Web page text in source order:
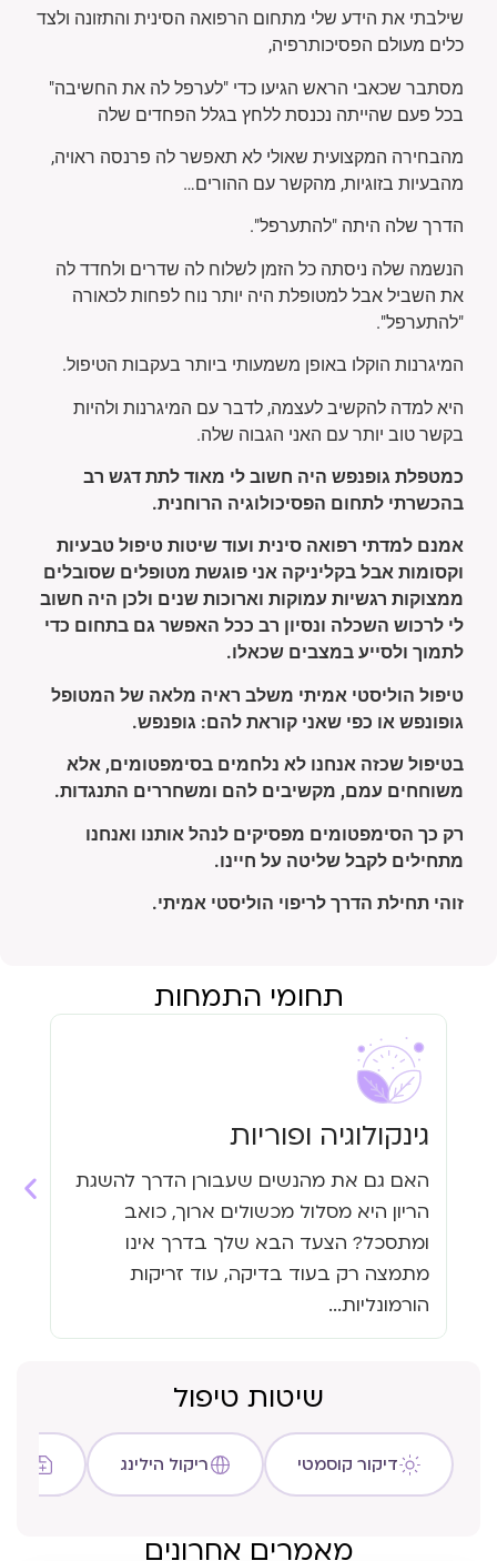
שילבתי את הידע שלי מתחום הרפואה הסינית והתזונה ולצד
כלים מעולם הפסיכותרפיה,
מסתבר שכאבי הראש הגיעו כדי "לערפל לה את החשיבה"
בכל פעם שהייתה נכנסת ללחץ בגלל הפחדים שלה
מהבחירה המקצועית שאולי לא תאפשר לה פרנסה ראויה,
מהבעיות בזוגיות, מהקשר עם ההורים…
הדרך שלה היתה "להתערפל".
הנשמה שלה ניסתה כל הזמן לשלוח לה שדרים ולחדד לה
את השביל אבל למטופלת היה יותר נוח לפחות לכאורה
"להתערפל".
המיגרנות הוקלו באופן משמעותי ביותר בעקבות הטיפול.
היא למדה להקשיב לעצמה, לדבר עם המיגרנות ולהיות
בקשר טוב יותר עם האני הגבוה שלה.
כמטפלת גופנפש היה חשוב לי מאוד לתת דגש רב
בהכשרתי לתחום הפסיכולוגיה הרוחנית.
אמנם למדתי רפואה סינית ועוד שיטות טיפול טבעיות
וקסומות אבל בקליניקה אני פוגשת מטופלים שסובלים
ממצוקות רגשיות עמוקות וארוכות שנים ולכן היה חשוב
לי לרכוש השכלה ונסיון רב ככל האפשר גם בתחום כדי
לתמוך ולסייע במצבים שכאלו.
טיפול הוליסטי אמיתי משלב ראיה מלאה של המטופל
גופונפש או כפי שאני קוראת להם: גופנפש.
בטיפול שכזה אנחנו לא נלחמים בסימפטומים, אלא
משוחחים עמם, מקשיבים להם ומשחררים התנגדות.
רק כך הסימפטומים מפסיקים לנהל אותנו ואנחנו
מתחילים לקבל שליטה על חיינו.
זוהי תחילת הדרך לריפוי הוליסטי אמיתי.
תחומי התמחות
גינקולוגיה ופוריות
האם גם את מהנשים שעבורן הדרך להשגת
הריון היא מסלול מכשולים ארוך, כואב
ומתסכל? הצעד הבא שלך בדרך אינו
מתמצה רק בעוד בדיקה, עוד זריקות
הורמונליות...
שיטות טיפול
דיקור קוסמטי ריקול הילינג
מאמרים אחרונים